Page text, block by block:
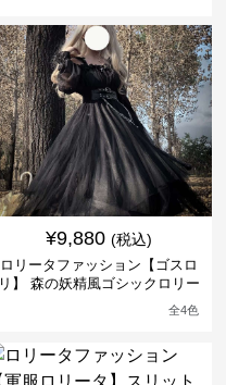
¥9,880 (税込)
ロリータファッション【ゴスロ
リ】 森の妖精風ゴシックロリー
全4色